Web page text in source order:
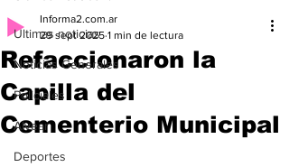
Ultimas noticias
Noticias Generales
Policiales
Alvear
Deportes
Refaccionaron la
Capilla del
Cementerio Municipal
Informa2.com.ar
29 sept 2025 1 min de lectura